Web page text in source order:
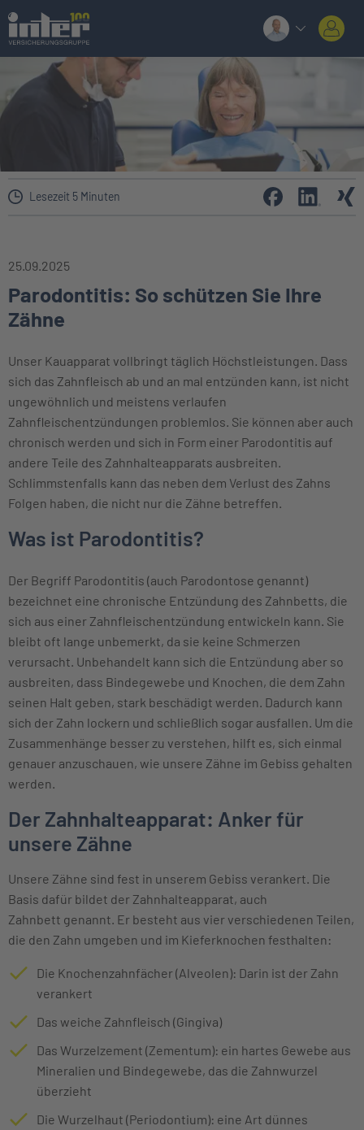
Lesezeit 5 Minuten
25.09.2025
Parodontitis: So schützen Sie Ihre
Zähne
Unser Kauapparat vollbringt täglich Höchstleistungen. Dass
sich das Zahnfleisch ab und an mal entzünden kann, ist nicht
ungewöhnlich und meistens verlaufen
Zahnfleischentzündungen problemlos. Sie können aber auch
chronisch werden und sich in Form einer Parodontitis auf
andere Teile des Zahnhalteapparats ausbreiten.
Schlimmstenfalls kann das neben dem Verlust des Zahns
Folgen haben, die nicht nur die Zähne betreffen.
Was ist Parodontitis?
Der Begriff Parodontitis (auch Parodontose genannt)
bezeichnet eine chronische Entzündung des Zahnbetts, die
sich aus einer Zahnfleischentzündung entwickeln kann. Sie
bleibt oft lange unbemerkt, da sie keine Schmerzen
verursacht. Unbehandelt kann sich die Entzündung aber so
ausbreiten, dass Bindegewebe und Knochen, die dem Zahn
seinen Halt geben, stark beschädigt werden. Dadurch kann
sich der Zahn lockern und schließlich sogar ausfallen. Um die
Zusammenhänge besser zu verstehen, hilft es, sich einmal
genauer anzuschauen, wie unsere Zähne im Gebiss gehalten
werden.
Der Zahnhalteapparat: Anker für
unsere Zähne
Unsere Zähne sind fest in unserem Gebiss verankert. Die
Basis dafür bildet der Zahnhalteapparat, auch
Zahnbett genannt. Er besteht aus vier verschiedenen Teilen,
die den Zahn umgeben und im Kieferknochen festhalten:
Die Knochenzahnfächer (Alveolen): Darin ist der Zahn
verankert
Das weiche Zahnfleisch (Gingiva)
Das Wurzelzement (Zementum): ein hartes Gewebe aus
Mineralien und Bindegewebe, das die Zahnwurzel
überzieht
Die Wurzelhaut (Periodontium): eine Art dünnes